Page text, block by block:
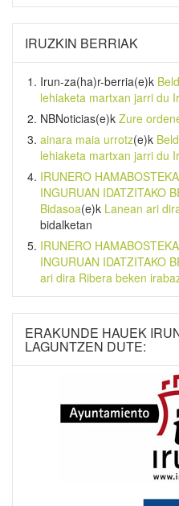
IRUZKIN BERRIAK
Irun-za(ha)r-berria(e)k
lehiaketa martxan jarri du
NBNoticias(e)k Zure
ainara maia urrotz(e)k
lehiaketa martxan jarri du
IRUNERO
INGURUAN IDATZITAKO
Bidasoa(e)k Lanean ari
bidalketan
IRUNERO
INGURUAN IDATZITAKO
ari dira Ribera beken
ERAKUNDE HAUEK
LAGUNTZEN DUTE: